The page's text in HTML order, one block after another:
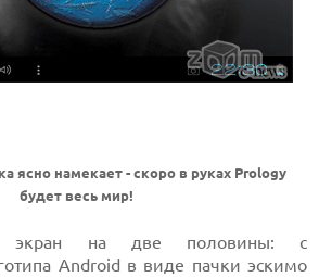
ясно намекает - скоро в руках Prology
будет весь мир!
экран на две половины: с
Android в виде пачки эскимо